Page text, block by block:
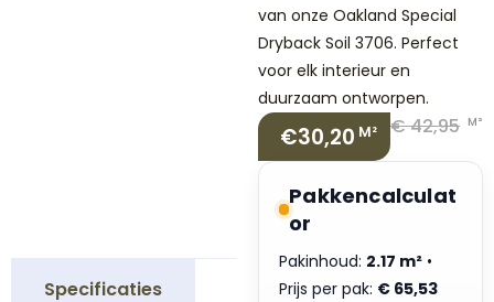
Specificaties
van onze Oakland Special
Dryback Soil 3706. Perfect
voor elk interieur en
duurzaam ontworpen.
€30,20 M² €42,95 M²
Pakkencalculat
or
Pakinhoud: 2.17 m² •
Prijs per pak: € 65,53